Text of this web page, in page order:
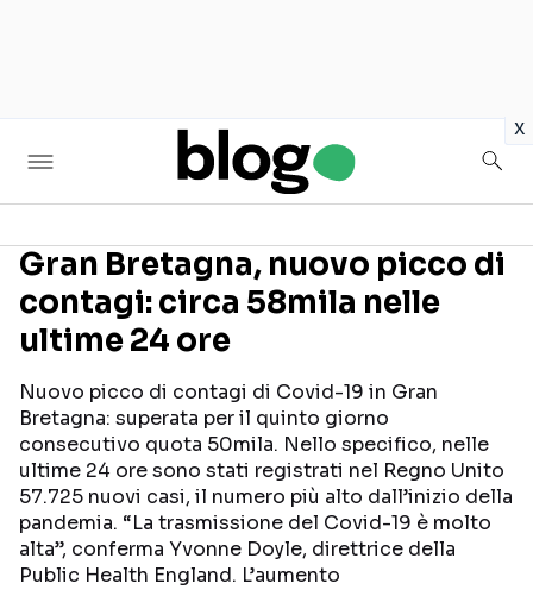
x
Seguici sui social
Gran Bretagna, nuovo picco di
contagi: circa 58mila nelle
ultime 24 ore
Nuovo picco di contagi di Covid-19 in Gran
Bretagna: superata per il quinto giorno
consecutivo quota 50mila. Nello specifico, nelle
ultime 24 ore sono stati registrati nel Regno Unito
57.725 nuovi casi, il numero più alto dall’inizio della
pandemia. “La trasmissione del Covid-19 è molto
alta”, conferma Yvonne Doyle, direttrice della
Public Health England. L’aumento